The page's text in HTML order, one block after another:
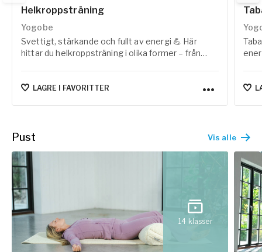
Helkroppsträning
Yogobe
Svettigt, stärkande och fullt av energi 💪 Här
hittar du helkroppsträning i olika former – från
LAGRE I FAVORITTER
Pust Vis alle
14 klasser